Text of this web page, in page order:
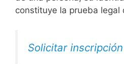
constituye la prueba legal
Solicitar